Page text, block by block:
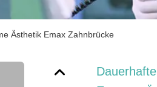
Ästhetik Emax Zahnbrücke